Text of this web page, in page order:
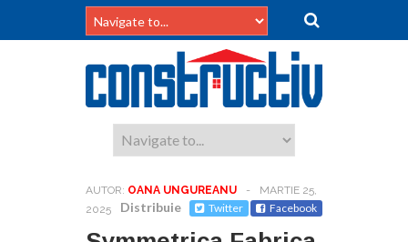
AUTOR: OANA UNGUREANU -
MARTIE 25,
2025
Distribuie Twitter Facebook